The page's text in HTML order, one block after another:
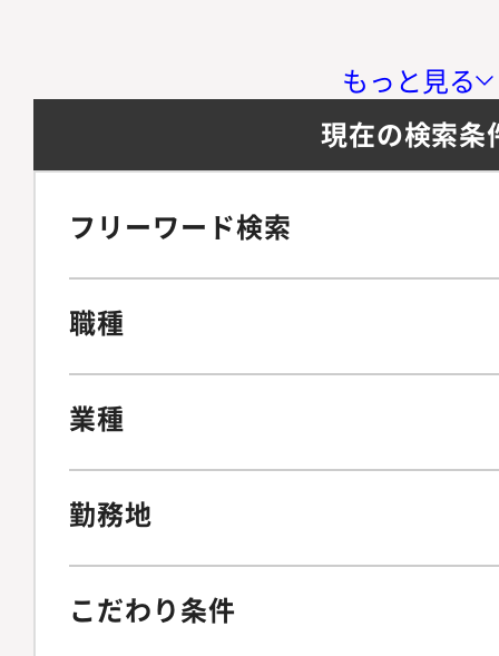
もっと見る
現在の検索条
フリーワード検索
職種
業種
勤務地
こだわり条件